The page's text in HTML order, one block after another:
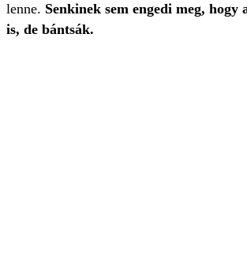
lenne. Senkinek sem engedi meg, hogy
is, de bántsák.